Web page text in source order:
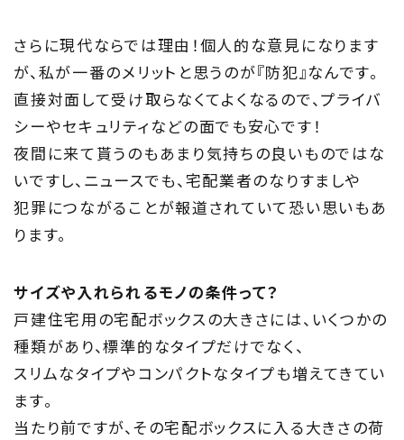
Information
家づくりに役立つ情報
Maintenance
家のメンテナンス
じゅうmado
住宅相談窓口 じゅうmado
さらに現代ならでは理由！個人的な意見になります
が、私が一番のメリットと思うのが『防犯』なんです。
直接対面して受け取らなくてよくなるので、プライバ
シーやセキュリティなどの面でも安心です！
夜間に来て貰うのもあまり気持ちの良いものではな
いですし、ニュースでも、宅配業者のなりすましや
犯罪につながることが報道されていて恐い思いもあ
ります。
サイズや入れられるモノの条件って？
戸建住宅用の宅配ボックスの大きさには、いくつかの
種類があり、標準的なタイプだけでなく、
スリムなタイプやコンパクトなタイプも増えてきてい
ます。
当たり前ですが、その宅配ボックスに入る大きさの荷